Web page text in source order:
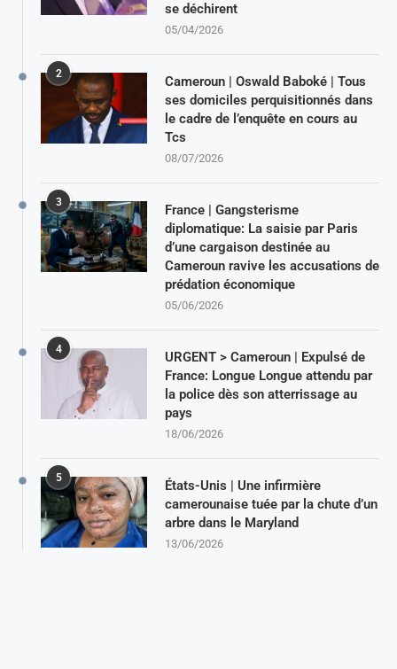
se déchirent
05/04/2026
2
Cameroun | Oswald Baboké | Tous
ses domiciles perquisitionnés dans
le cadre de l’enquête en cours au
Tcs
08/07/2026
3
France | Gangsterisme
diplomatique: La saisie par Paris
d’une cargaison destinée au
Cameroun ravive les accusations de
prédation économique
05/06/2026
4
URGENT > Cameroun | Expulsé de
France: Longue Longue attendu par
la police dès son atterrissage au
pays
18/06/2026
5
États-Unis | Une infirmière
camerounaise tuée par la chute d’un
arbre dans le Maryland
13/06/2026